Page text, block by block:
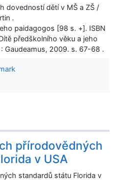
dovedností dětí v MŠ a ZŠ /
.
paidagogos [98 s. +]. ISBN
předškolního věku a jeho
Gaudeamus, 2009. s. 67-68 .
přírodovědných
v USA
standardů státu Florida v